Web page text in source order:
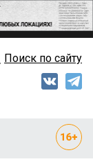
выпуск
Поиск по сайту